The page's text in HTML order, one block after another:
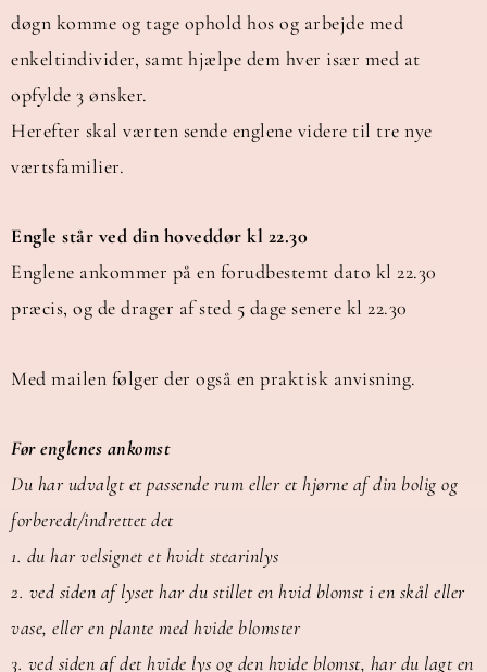
døgn komme og tage ophold hos og arbejde med
enkeltindivider, samt hjælpe dem hver især med at
opfylde 3 ønsker.
Herefter skal værten sende englene videre til tre nye
værtsfamilier.
Engle står ved din hoveddør kl 22.30
Englene ankommer på en forudbestemt dato kl 22.30
præcis, og de drager af sted 5 dage senere kl 22.30
Med mailen følger der også en praktisk anvisning.
Før englenes ankomst
Du har udvalgt et passende rum eller et hjørne af din bolig og
forberedt/indrettet det
1. du har velsignet et hvidt stearinlys
2. ved siden af lyset har du stillet en hvid blomst i en skål eller
vase, eller en plante med hvide blomster
3. ved siden af det hvide lys og den hvide blomst, har du lagt en